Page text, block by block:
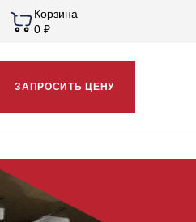
Корзина
0 ₽
ЗАПРОСИТЬ ЦЕНУ